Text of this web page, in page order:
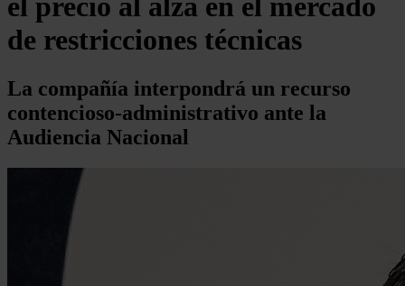
el precio al alza en el mercado
de restricciones técnicas
La compañía interpondrá un recurso
contencioso-administrativo ante la
Audiencia Nacional